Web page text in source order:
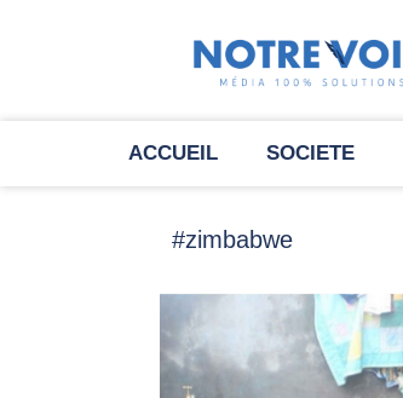
ACCUEIL SOCIETE
#zimbabwe